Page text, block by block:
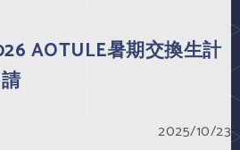
AOTULE暑期交換生計
2025/10/23